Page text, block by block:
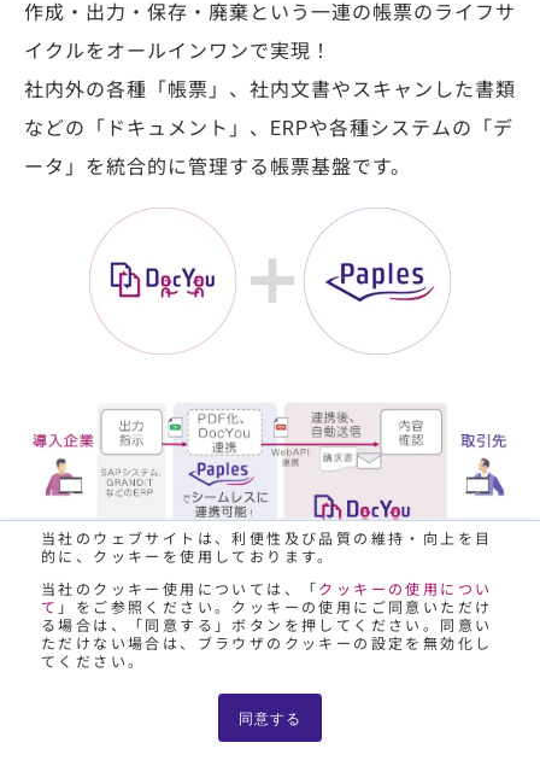
当社のウェブサイトは、利便性及び品質の維持・向上を目
的に、クッキーを使用しております。
当社のクッキー使用については、「 クッキーの使用につい
て 」をご参照ください。クッキーの使用にご同意いただけ
る場合は、「同意する」ボタンを押してください。同意い
ただけない場合は、ブラウザのクッキーの設定を無効化し
てください。
同意する
作成・出力・保存・廃棄という一連の帳票の ライフサ
イクルをオールインワンで実現！
社内外の各種「帳票」、社内文書やスキャンした書類
などの「ドキュメント」、
ERPや各種システムの「デ
ータ」を統合的に管理する帳票基盤です。
DocYou（ドックユー）、Paples（パピレ
ス）はJIIMA認証取得済